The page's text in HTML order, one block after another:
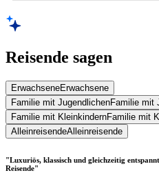
Reisende sagen
ErwachseneErwachsene
Familie mit JugendlichenFamilie mit
Familie mit KleinkindernFamilie mit
AlleinreisendeAlleinreisende
"Luxuriös, klassisch und gleichzeitig
Reisende"